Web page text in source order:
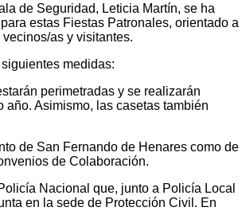
de Seguridad, Leticia Martín, se ha
estas Fiestas Patronales, orientado a
as y visitantes.
medidas:
perimetradas y se realizarán
Asimismo, las casetas también
de San Fernando de Henares como de
de Colaboración.
Nacional que, junto a Policía Local
en la sede de Protección Civil. En